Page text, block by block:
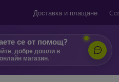
Доставка и плащане
се от помощ?
добре дошли в
магазин.